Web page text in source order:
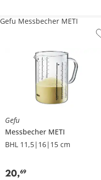
Gefu
Messbecher METI
BHL 11,5|16|15 cm
20,69
Gefu Messbecher METI